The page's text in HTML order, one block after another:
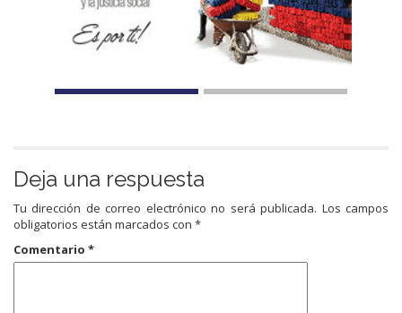
Deja una respuesta
Tu dirección de correo electrónico no será publicada. Los campos
obligatorios están marcados con *
Comentario *